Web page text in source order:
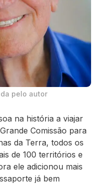
pelo autor
na história a viajar
Comissão para
da Terra, todos os
de 100 territórios e
ele adicionou mais
já bem